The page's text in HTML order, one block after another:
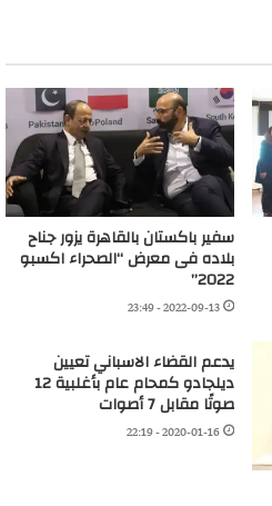
سفير باكستان بالقاهرة يزور جناح
بلاده فى معرض “الصحراء اكسبو
2022”
2022-09-13 - 23:49
يدعم القضاء الاسباني تعيين
ديلجادو كمحام عام بأغلبية 12
صوتًا مقابل 7 أصوات
2020-01-16 - 22:19